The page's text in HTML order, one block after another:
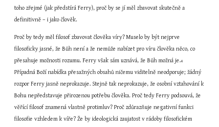
toho zřejmé (jak předstírá Ferry), proč by se jí měl zbavovat skutečně a
definitivně – i jako člověk.
Proč by tedy měl filosof zbavovat člověka víry? Muselo by být nejprve
filosoficky jasné, že Bůh není a že nemůže nabízet pro víru člověka něco, co
přesahuje možnosti rozumu. Ferry však sám uznává, že Bůh možná je.4
Případná Boží nabídka přesažných obsahů ničemu viditelně neodporuje; žádný
rozpor Ferry jasně neprokazuje. Stejně tak neprokazuje, že osobní vztahování k
Bohu nepředstavuje přirozenou potřebu člověka. Proč tedy Ferry podsouvá, že
věřící filosof znamená vlastně protimluv? Proč zdůrazňuje negativní funkci
filosofie vzhledem k víře? Že by ideologická zaujatost v rádoby filosofickém